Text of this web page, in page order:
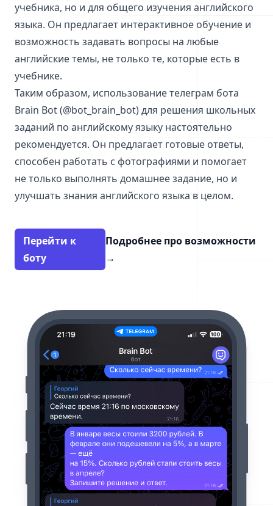
учебника, но и для общего изучения английского
языка. Он предлагает интерактивное обучение и
возможность задавать вопросы на любые
английские темы, не только те, которые есть в
учебнике.
Таким образом, использование телеграм бота
Brain Bot (@bot_brain_bot) для решения школьных
заданий по английскому языку настоятельно
рекомендуется. Он предлагает готовые ответы,
способен работать с фотографиями и помогает
не только выполнять домашнее задание, но и
улучшать знания английского языка в целом.
Перейти к
боту
Подробнее про возможности
→